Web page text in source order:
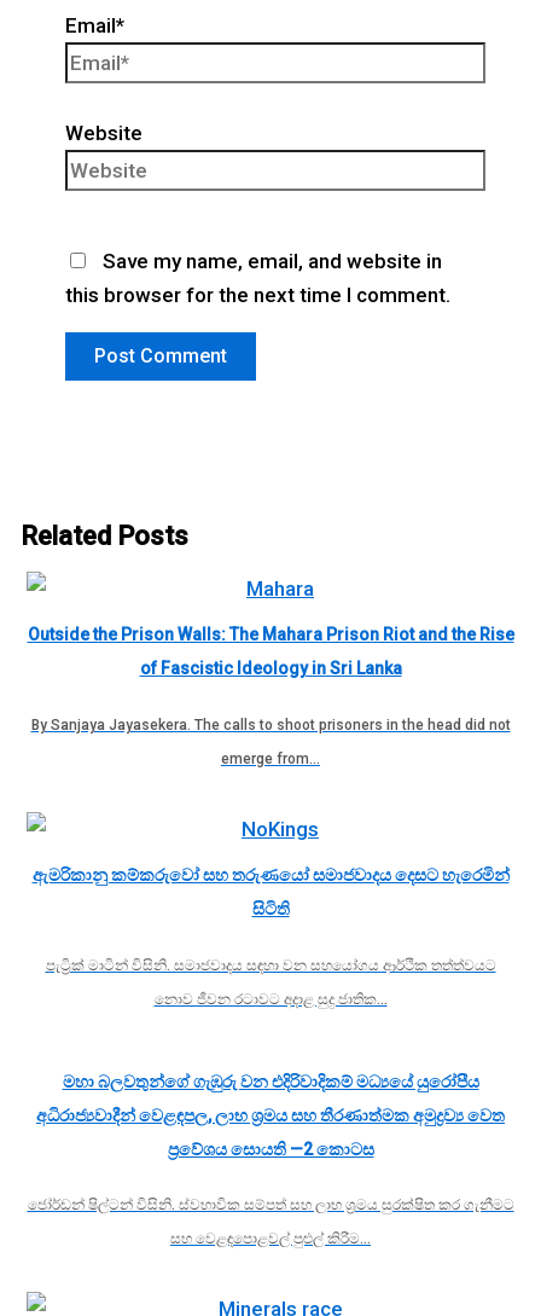
Email*
Website
Save my name, email, and website in
this browser for the next time I comment.
Related Posts
Outside the Prison Walls: The Mahara Prison Riot and the Rise
of Fascistic Ideology in Sri Lanka
By Sanjaya Jayasekera. The calls to shoot prisoners in the head did not
emerge from…
ඇමරිකානු කම්කරුවෝ සහ තරුණයෝ සමාජවාදය දෙසට හැරෙමින්
සිටිති
පැට්‍රික් මාටින් විසිනි. සමාජවාදය සඳහා වන සහයෝගය ආර්ථික තත්ත්වයට
නොව ජීවන රටාවට අදාළ සුදු ජාතික…
මහා බලවතුන්ගේ ගැඹුරු වන එදිරිවාදිකම් මධ්‍යයේ යුරෝපීය
අධිරාජ්‍යවාදීන් වෙළඳපල, ලාභ ශ්‍රමය සහ තීරණාත්මක අමුද්‍රව්‍ය වෙත
ප්‍රවේශය සොයති —2 කොටස
ජෝර්ඩන් ෂිල්ටන් විසිනි. ස්වභාවික සම්පත් සහ ලාභ ශ්‍රමය සුරක්ෂිත කර ගැනීමට
සහ වෙළඳපොළවල් පුළුල් කිරීම…